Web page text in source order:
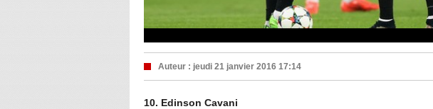
Auteur : jeudi 21 janvier 2016 17:14
10. Edinson Cavani